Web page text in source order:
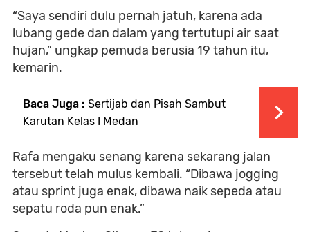
“Saya sendiri dulu pernah jatuh, karena ada
lubang gede dan dalam yang tertutupi air saat
hujan,” ungkap pemuda berusia 19 tahun itu,
kemarin.
Baca Juga : Sertijab dan Pisah Sambut
Karutan Kelas I Medan
Rafa mengaku senang karena sekarang jalan
tersebut telah mulus kembali. “Dibawa jogging
atau sprint juga enak, dibawa naik sepeda atau
sepatu roda pun enak.”